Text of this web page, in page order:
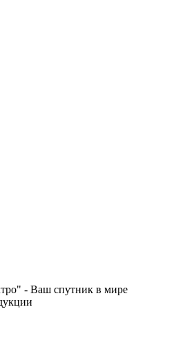
- Ваш спутник в мире